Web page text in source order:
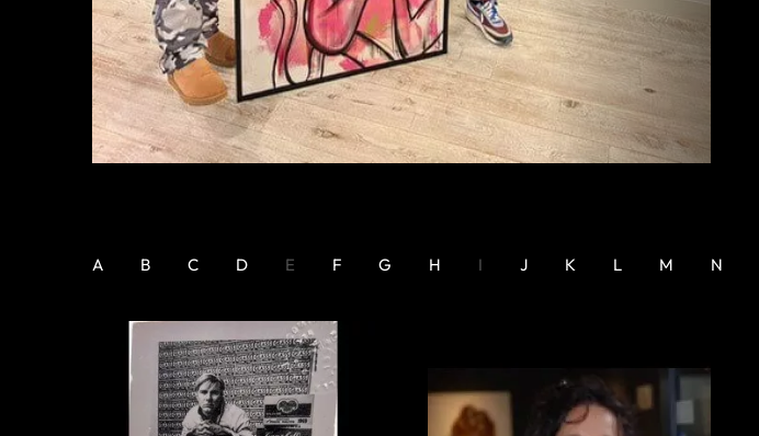
A B C D E F G H I J K L M N